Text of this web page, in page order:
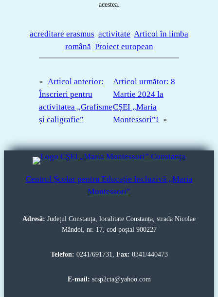
acestea.
acreditare erasmus activitate Articol în limba
română Proiect european
« Articol anterior:
Înscrieri pentru
activitatea „Grafisme
și caligrafie”
Articol următor: 8
Martie 2024 la
CȘEI „Maria
Montessori”!
»
Centrul Școlar pentru Educație Incluzivă „Maria
Montessori”
Adresă: Județul Constanța, localitate Constanța, strada Nicolae
Măndoi, nr. 17, cod poștal 900227
Telefon: 0241/691731, Fax: 0341/440473
E-mail: scsp2cta@yahoo.com